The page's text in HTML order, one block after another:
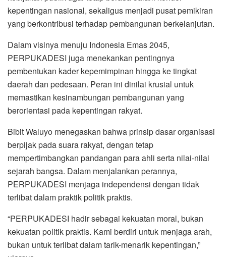
kepentingan nasional, sekaligus menjadi pusat pemikiran
yang berkontribusi terhadap pembangunan berkelanjutan.
Dalam visinya menuju Indonesia Emas 2045,
PERPUKADESI juga menekankan pentingnya
pembentukan kader kepemimpinan hingga ke tingkat
daerah dan pedesaan. Peran ini dinilai krusial untuk
memastikan kesinambungan pembangunan yang
berorientasi pada kepentingan rakyat.
Bibit Waluyo menegaskan bahwa prinsip dasar organisasi
berpijak pada suara rakyat, dengan tetap
mempertimbangkan pandangan para ahli serta nilai-nilai
sejarah bangsa. Dalam menjalankan perannya,
PERPUKADESI menjaga independensi dengan tidak
terlibat dalam praktik politik praktis.
“PERPUKADESI hadir sebagai kekuatan moral, bukan
kekuatan politik praktis. Kami berdiri untuk menjaga arah,
bukan untuk terlibat dalam tarik-menarik kepentingan,”